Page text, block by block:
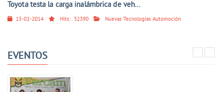
Toyota testa la carga inalámbrica de veh...
15-02-2014 Hits: 32390 Nuevas Tecnologías Automoción
EVENTOS